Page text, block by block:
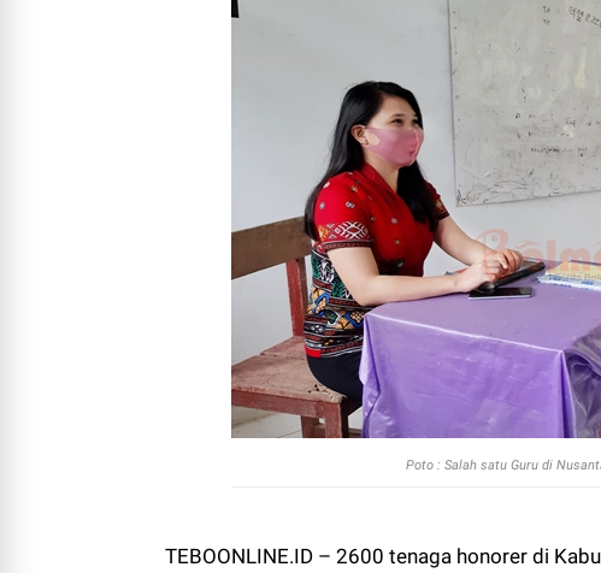
Poto : Salah satu Guru di
TEBOONLINE.ID – 2600 tenaga honorer di